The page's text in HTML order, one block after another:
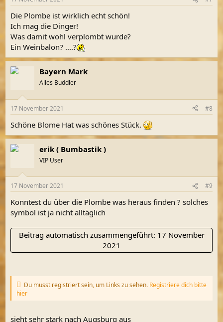
e
:
Die Plombe ist wirklich echt schön!
Ich mag die Dinger!
Was damit wohl verplombt wurde?
Ein Weinbalon? ....?
Bayern Mark
Alles Buddler
17 November 2021 #8
Schöne Blome Hat was schönes Stück.
erik ( Bumbastik )
VIP User
17 November 2021 #9
Konntest du über die Plombe was heraus finden ? solches
symbol ist ja nicht alltäglich
Beitrag automatisch zusammengeführt: 17 November
2021
Du musst registriert sein, um Links zu sehen. Registriere dich bitte
hier
sieht sehr stark nach Augsburg aus